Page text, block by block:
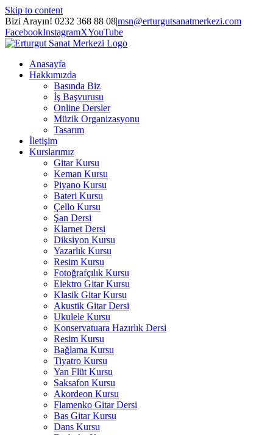
Skip to content
Bizi Arayın! 0232 368 88 08|msn@erturgutsanatmerkezi.com
FacebookInstagramXYouTube
Anasayfa
Hakkımızda
Basında Biz
İş Başvurusu
Online Dersler
Müzik Organizasyonu
Tasarım
İletişim
Kurslarımız
Gitar Kursu
Keman Kursu
Piyano Kursu
Bateri Kursu
Çello Kursu
Şan Dersi
Klarnet Dersi
Diksiyon Kursu
Yazarlık Kursu
Resim Kursu
Fotoğrafçılık Kursu
Elektro Gitar Kursu
Klasik Gitar Kursu
Akustik Gitar Dersi
Ukulele Kursu
Konservatuara Hazırlık Dersi
Resim Kursu
Bağlama Kursu
Tiyatro Kursu
Yan Flüt Kursu
Saksafon Kursu
Akordeon Kursu
Flamenko Gitar Dersi
Bas Gitar Kursu
Dans Kursu